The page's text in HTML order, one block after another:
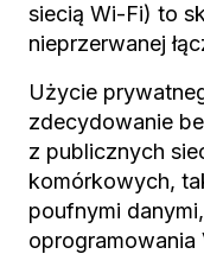
siecią Wi-Fi) to
nieprzerwanej
Użycie
zdecydowanie
z publicznych
komórkowych,
poufnymi
oprogramowania